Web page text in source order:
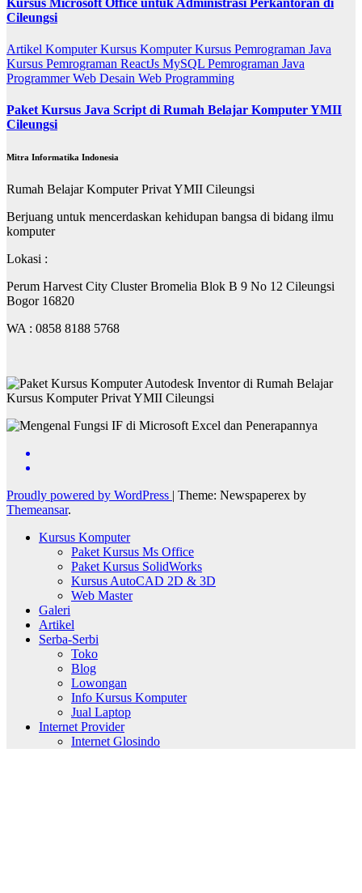
Cileungsi
Artikel KomputerKursus KomputerKursus Pemrograman Java
Kursus Pemrograman ReactJs MySQL Pemrograman Java
ProgrammerWeb Desain Web Programming
Paket Kursus Java Script di Rumah Belajar Komputer YMII
Cileungsi
Mitra Informatika Indonesia
Rumah Belajar Komputer Privat YMII Cileungsi
Berjuang untuk mencerdaskan kehidupan bangsa di bidang ilmu
komputer
Lokasi :
Perum Harvest City Cluster Bromelia Blok B 9 No 12 Cileungsi
Bogor 16820
WA : 0858 8188 5768
Proudly powered by WordPress | Theme: Newspaperex by
Themeansar.
Kursus Komputer
Paket Kursus Ms Office
Paket Kursus SolidWorks
Kursus AutoCAD 2D & 3D
Web Master
Galeri
Artikel
Serba-Serbi
Toko
Blog
Lowongan
Info Kursus Komputer
Jual Laptop
Internet Provider
Internet Glosindo